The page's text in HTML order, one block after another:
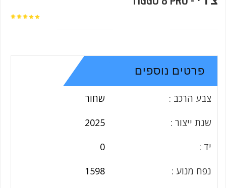
פרטים נוספים
שחור
צבע הרכב :
2025
שנת ייצור :
0
יד :
1598
נפח מנוע :